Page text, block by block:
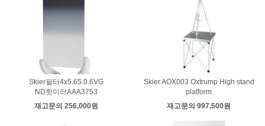
Skier필터4x5.65.0.6VG
ND핫미러AAA3753
재고문의 256,000원
Skier AOX003 Oxtrump High stand
platform
재고문의 997,500원